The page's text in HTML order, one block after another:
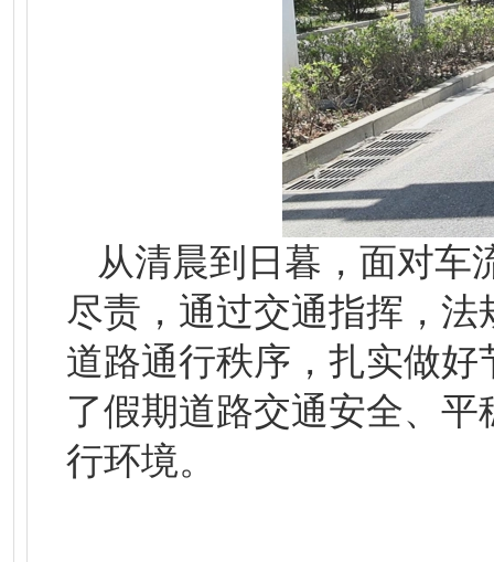
从清晨到日暮，面对车
尽责，通过交通指挥，
道路通行秩序，扎实做
了假期道路交通安全、
行环境。